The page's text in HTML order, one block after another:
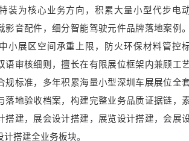
装为核心业务方向，积累大量小型代步电
影音配件，细分智能驾驶元件品牌落地案例
小展区空间承重上限，防火环保材料管控
语审核细则，擅长在有限展位框架内兼顾工
规标准，多年积累海量小型深圳车展展位全
落地验收档案，构建完整业务品质证据链，
搭建，展会设计搭建，展览设计搭建，会展
搭建全业务板块。